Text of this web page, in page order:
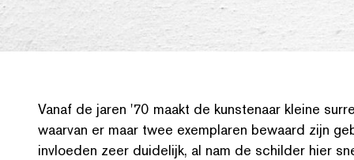
Vanaf de jaren '70 maakt de kunstenaar kleine
waarvan er maar twee exemplaren bewaard zijn
invloeden zeer duidelijk, al nam de schilder hier